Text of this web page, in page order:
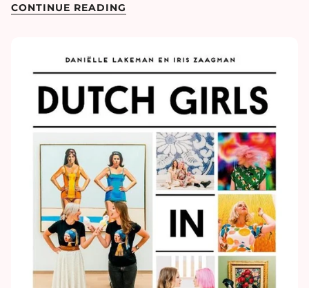
CONTINUE READING